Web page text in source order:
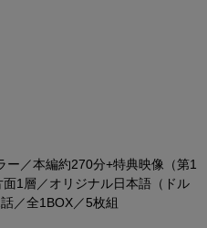
ー／本編約270分+特典映像（第1
1層／オリジナル日本語（ドル
／全1BOX／5枚組